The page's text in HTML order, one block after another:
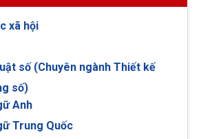
xã hội
số (Chuyên ngành Thiết kế
số)
Anh
Trung Quốc